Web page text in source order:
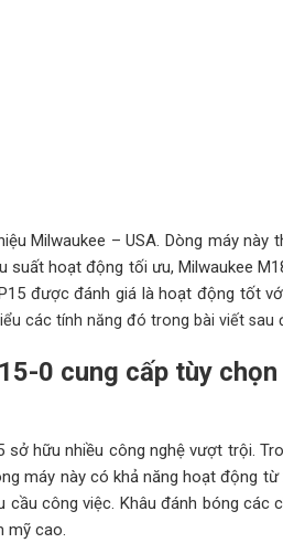
Milwaukee – USA. Dòng máy này
hoạt động tối ưu, Milwaukee
được đánh giá là hoạt động tốt
các tính năng đó trong bài viết sau
0 cung cấp tùy
hữu nhiều công nghệ vượt trội.
máy này có khả năng hoạt động từ
cầu công việc. Khâu đánh bóng
mỹ cao.